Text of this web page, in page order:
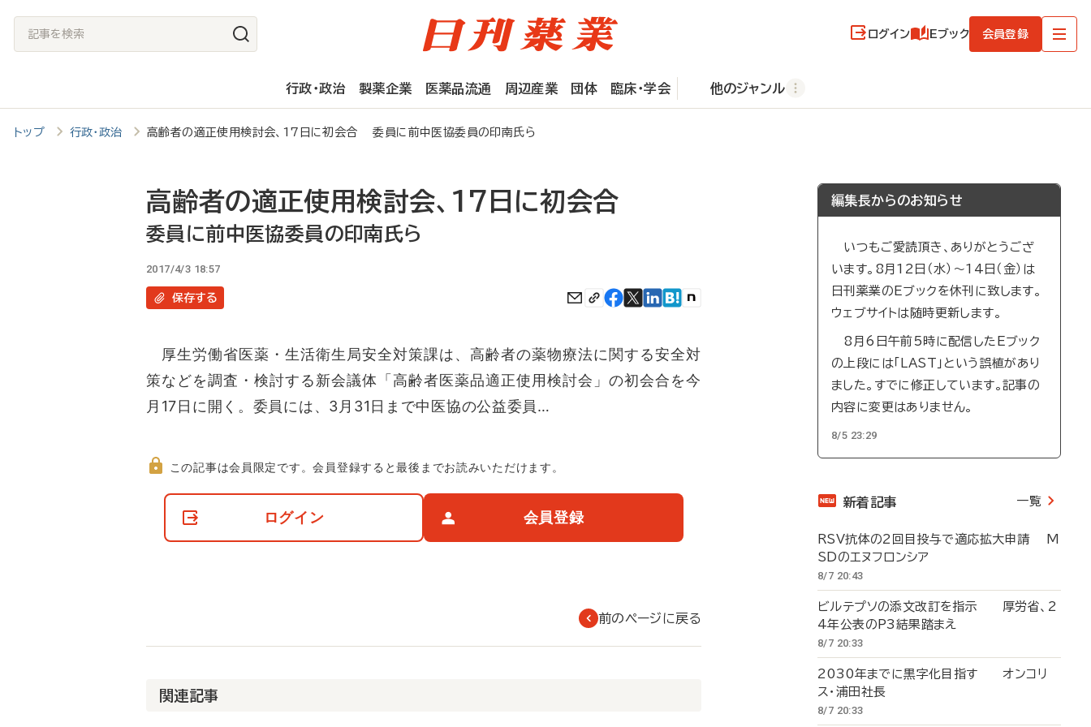
記
事
検
索
ログイン Eブック 会員登録
行政・政治 製薬企業 医薬品流通 周辺産業 団体 臨床・学会 他のジャンル
トップ 行政・政治 高齢者の適正使用検討会、17日に初会合 委員に前中医協委員の印南氏ら
高齢者の適正使用検討会、17日に初会合
委員に前中医協委員の印南氏ら
2017/4/3 18:57
保存する
厚生労働省医薬・生活衛生局安全対策課は、高齢者の薬物療法に関する安全対
策などを調査・検討する新会議体「高齢者医薬品適正使用検討会」の初会合を今
月17日に開く。委員には、3月31日まで中医協の公益委員…
て
この記事は会員限定です。会員登録すると最後までお読みいただけます。
ログイン 会員登録
前のページに戻る
関連記事
編集長からのお知らせ
いつもご愛読頂き、ありがとうござ
います。8月12日（水）～14日（金）は
日刊薬業のEブックを休刊に致します。
ウェブサイトは随時更新します。
8月6日午前5時に配信したEブック
の上段には「LAST」という誤植があり
ました。すでに修正しています。記事の
内容に変更はありません。
8/5 23:29
新着記事 一覧
RSV抗体の2回目投与で適応拡大申請 M
SDのエヌフロンシア
8/7 20:43
ビルテプソの添文改訂を指示 厚労省、2
4年公表のP3結果踏まえ
8/7 20:33
2030年までに黒字化目指す オンコリ
ス・浦田社長
8/7 20:33